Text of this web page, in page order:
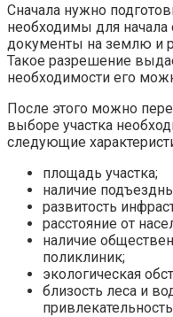
Сначала нужно
необходимы для начала
документы на землю и
Такое разрешение
необходимости его
После этого можно
выборе участка
следующие
площадь участка;
наличие
развитость
расстояние от
наличие
поликлиник;
экологическая
близость леса и